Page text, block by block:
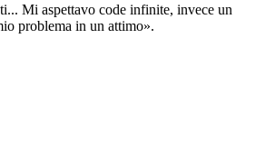
Mi aspettavo code infinite, invece un
problema in un attimo».